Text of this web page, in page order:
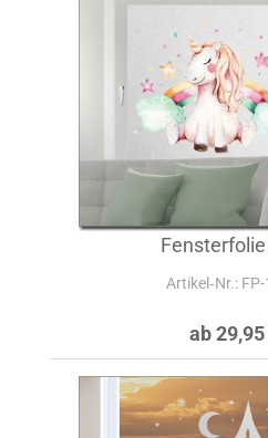
Artikel‑Nr.:
ab 29,95